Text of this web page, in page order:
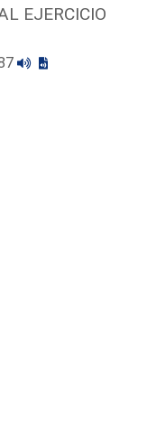
EJERCICIO